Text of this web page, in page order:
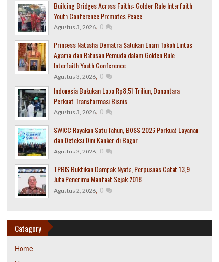
Building Bridges Across Faiths: Golden Rule Interfaith
Youth Conference Promotes Peace
Agustus 3, 2026, 0
Princess Natasha Dematra Satukan Enam Tokoh Lintas
Agama dan Ratusan Pemuda dalam Golden Rule
Interfaith Youth Conference
Agustus 3, 2026, 0
Indonesia Bukukan Laba Rp8,51 Triliun, Danantara
Perkuat Transformasi Bisnis
Agustus 3, 2026, 0
SWICC Rayakan Satu Tahun, BOSS 2026 Perkuat Layanan
dan Deteksi Dini Kanker di Bogor
Agustus 3, 2026, 0
TPBIS Buktikan Dampak Nyata, Perpusnas Catat 13,9
Juta Penerima Manfaat Sejak 2018
Agustus 2, 2026, 0
Catagory
Home